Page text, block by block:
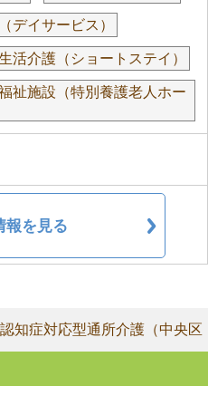
デイサービス）
活介護（ショートステイ）
祉施設（特別養護老人ホー
報を見る
認知症対応型通所介護（中央区